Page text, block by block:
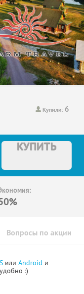
Купили: 6
КУПИТЬ
Вопросы по акции
или Android и
:)